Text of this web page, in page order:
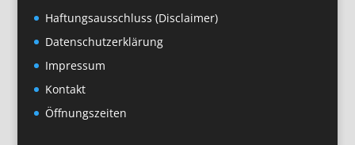
Haftungsausschluss (Disclaimer)
Datenschutzerklärung
Impressum
Kontakt
Öffnungszeiten